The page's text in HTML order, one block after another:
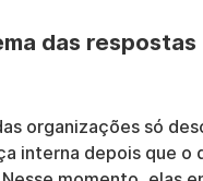
das respostas
organizações só
interna depois que o